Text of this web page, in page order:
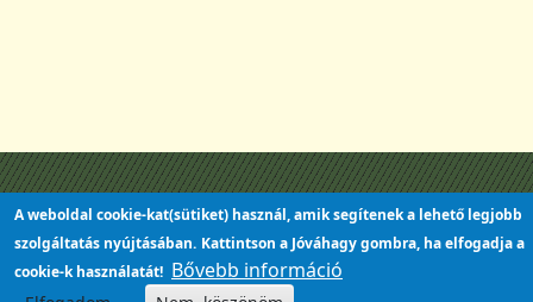
A weboldal cookie-kat(sütiket) használ, amik segítenek a lehető legjobb
szolgáltatás nyújtásában. Kattintson a Jóváhagy gombra, ha elfogadja a
cookie-k használatát! Bővebb információ